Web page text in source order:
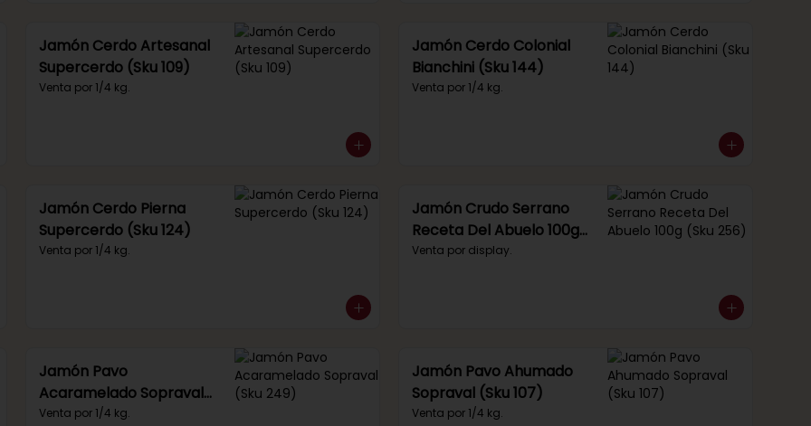
Jamón Cerdo Artesanal
Supercerdo (Sku 109)
Venta por 1/4 kg.
Jamón Cerdo Colonial
Bianchini (Sku 144)
Venta por 1/4 kg.
Jamón Cerdo Pierna
Supercerdo (Sku 124)
Venta por 1/4 kg.
Jamón Crudo Serrano
Receta Del Abuelo 100g
(Sku 256)
Venta por display.
Jamón Pavo
Acaramelado Sopraval
(Sku 249)
Venta por 1/4 kg.
Jamón Pavo Ahumado
Sopraval (Sku 107)
Venta por 1/4 kg.